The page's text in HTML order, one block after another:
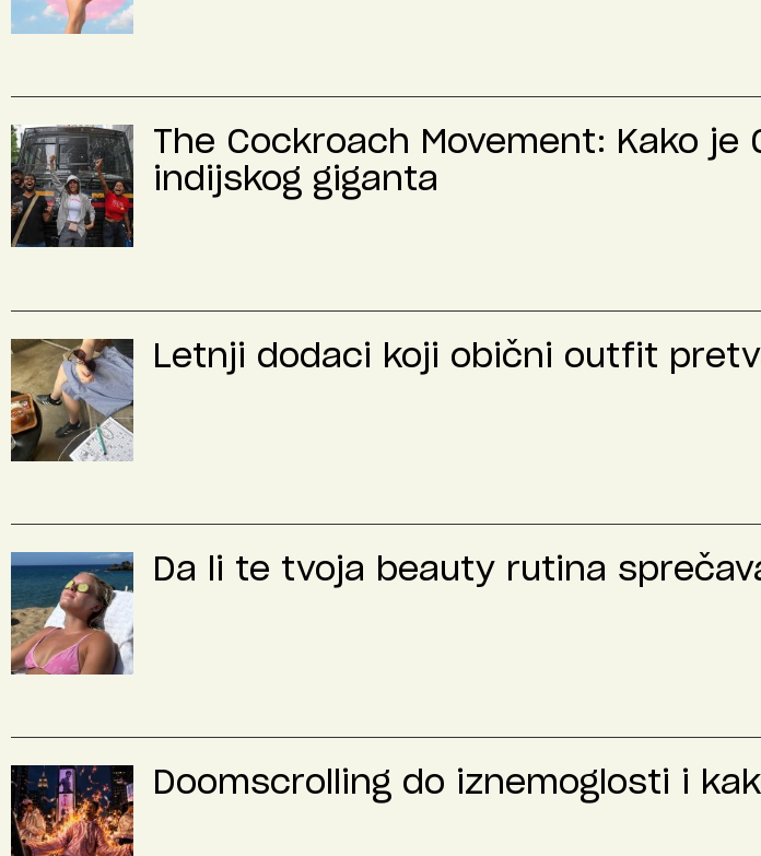
The Cockroach Movement: Kako je
indijskog giganta
Letnji dodaci koji obični outfit
Da li te tvoja beauty rutina
Doomscrolling do iznemoglosti i